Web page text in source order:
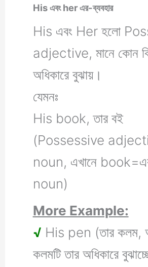
His এবং her এর-ব্যবহার
His এবং Her হলো
adjective, মানে কোন
অধিকারে বুঝায়।
যেমনঃ
His book, তার বই
(Possessive
noun, এখানে
noun)
More Example:
√ His pen (তার কলম,
কলমটি তার অধিকারে